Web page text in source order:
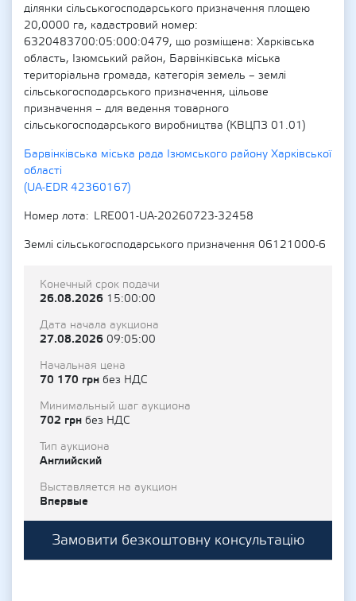
ділянки сільськогосподарського призначення площею
20,0000 га, кадастровий номер:
6320483700:05:000:0479, що розміщена: Харківська
область, Ізюмський район, Барвінківська міська
територіальна громада, категорія земель – землі
сільськогосподарського призначення, цільове
призначення – для ведення товарного
сільськогосподарського виробництва (КВЦПЗ 01.01)
Барвінківська міська рада Ізюмського району Харківської
області
(UA-EDR 42360167)
Номер лота
LRE001-UA-20260723-32458
Землі сільськогосподарського призначення 06121000-6
Конечный срок подачи
26.08.2026 15:00:00
Дата начала аукциона
27.08.2026 09:05:00
Начальная цена
70 170 грн без НДС
Минимальный шаг аукциона
702 грн без НДС
Тип аукциона
Английский
Выставляется на аукцион
Впервые
Замовити безкоштовну консультацію